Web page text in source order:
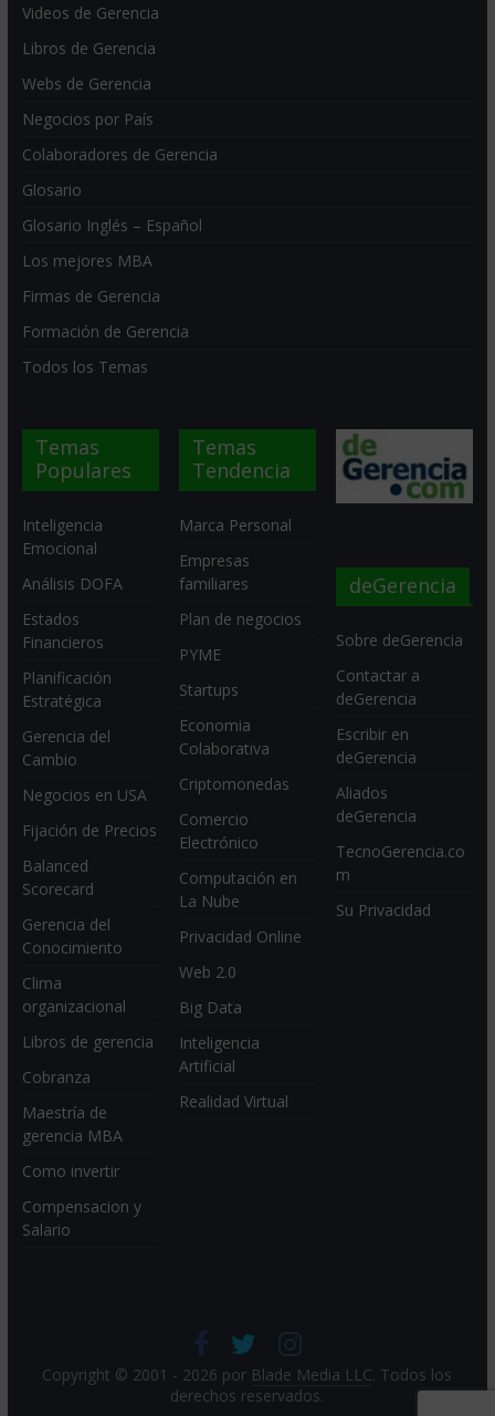
Videos de Gerencia
Libros de Gerencia
Webs de Gerencia
Negocios por País
Colaboradores de Gerencia
Glosario
Glosario Inglés – Español
Los mejores MBA
Firmas de Gerencia
Formación de Gerencia
Todos los Temas
Temas
Populares
Inteligencia
Emocional
Análisis DOFA
Estados
Financieros
Planificación
Estratégica
Gerencia del
Cambio
Negocios en USA
Fijación de Precios
Balanced
Scorecard
Gerencia del
Conocimiento
Clima
organizacional
Libros de gerencia
Cobranza
Maestría de
gerencia MBA
Como invertir
Compensacion y
Salario
Temas
Tendencia
Marca Personal
Empresas
familiares
Plan de negocios
PYME
Startups
Economia
Colaborativa
Criptomonedas
Comercio
Electrónico
Computación en
La Nube
Privacidad Online
Web 2.0
Big Data
Inteligencia
Artificial
Realidad Virtual
deGerencia
Sobre deGerencia
Contactar a
deGerencia
Escribir en
deGerencia
Aliados
deGerencia
TecnoGerencia.co
m
Su Privacidad
Copyright © 2001 - 2026 por Blade Media LLC. Todos los
derechos reservados.